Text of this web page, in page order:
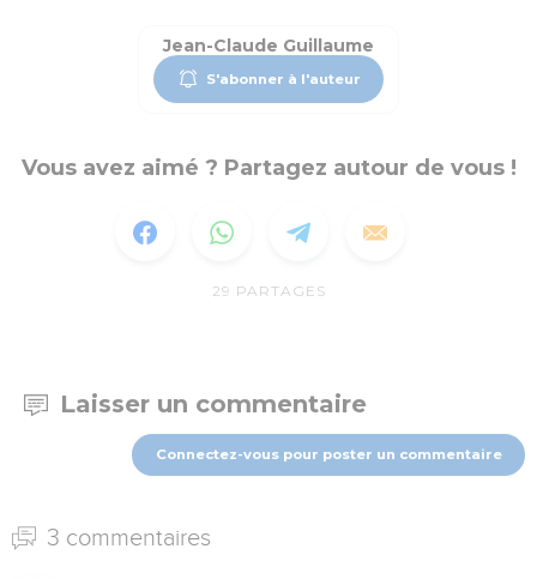
Jean-Claude Guillaume
S'abonner à l'auteur
Vous avez aimé ? Partagez autour de vous !
29 PARTAGES
Laisser un commentaire
Connectez-vous pour poster un commentaire
3 commentaires